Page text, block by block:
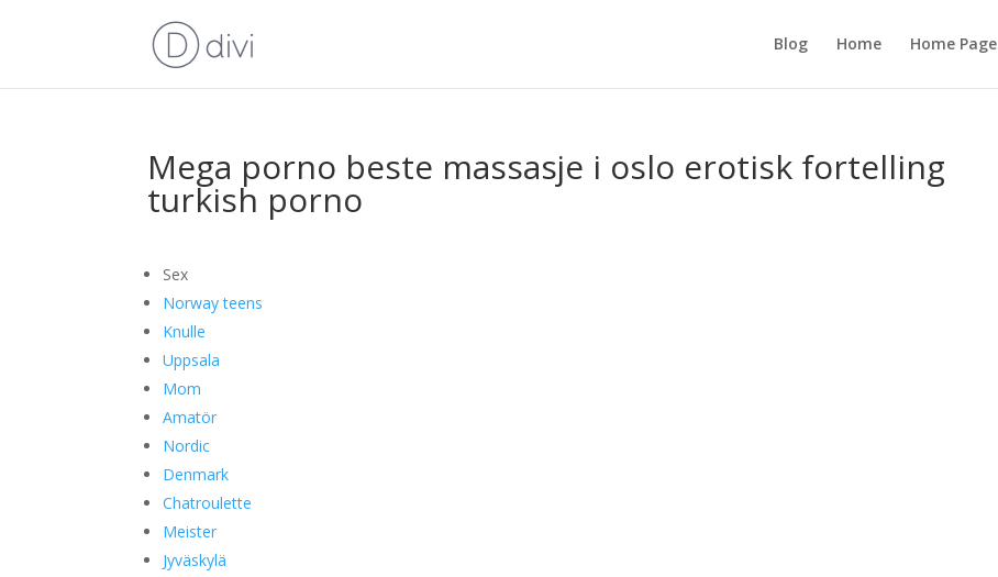
Blog Home Home Page
Mega porno beste massasje i oslo erotisk fortelling
turkish porno
Sex
Norway teens
Knulle
Uppsala
Mom
Amatör
Nordic
Denmark
Chatroulette
Meister
Jyväskylä